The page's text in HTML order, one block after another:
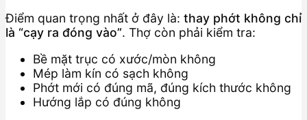
Điểm quan trọng nhất ở đây là: thay phớt không chỉ
là “cạy ra đóng vào”. Thợ còn phải kiểm tra:
Bề mặt trục có xước/mòn không
Mép làm kín có sạch không
Phớt mới có đúng mã, đúng kích thước không
Hướng lắp có đúng không